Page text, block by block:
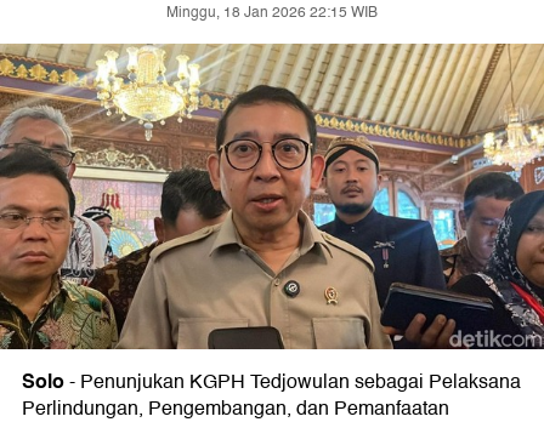
Minggu, 18 Jan 2026 22:15 WIB
Solo-Penunjukan KGPH Tedjowulan sebagai Pelaksana
Perlindungan, Pengembangan, dan Pemanfaatan